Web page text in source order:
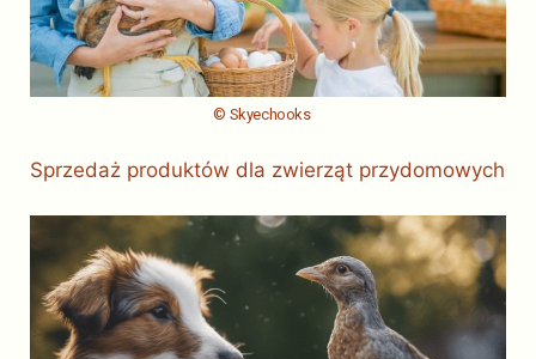
© Skyechooks
Sprzedaż produktów dla zwierząt przydomowych